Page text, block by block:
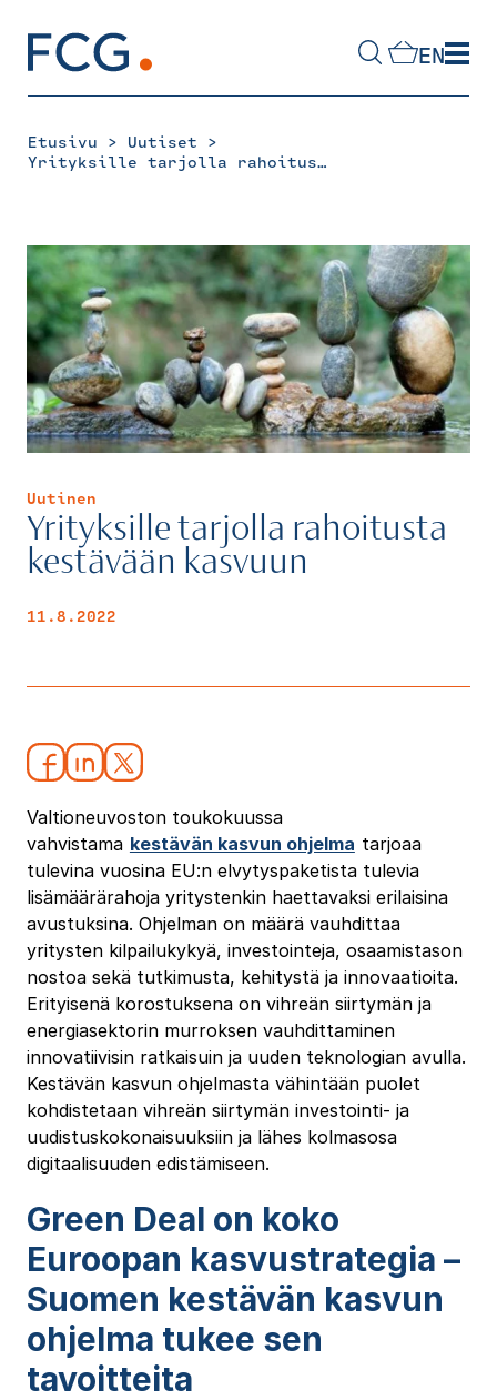
content
EN
Etusivu > Uutiset >
Yrityksille tarjolla rahoitusta kestävään kasvuun
Uutinen
Yrityksille tarjolla rahoitusta
kestävään kasvuun
11.8.2022
Valtioneuvoston toukokuussa
vahvistama kestävän kasvun ohjelma tarjoaa
tulevina vuosina EU:n elvytyspaketista tulevia
lisämäärärahoja yritystenkin haettavaksi erilaisina
avustuksina. Ohjelman on määrä vauhdittaa
yritysten kilpailukykyä, investointeja, osaamistason
nostoa sekä tutkimusta, kehitystä ja innovaatioita.
Erityisenä korostuksena on vihreän siirtymän ja
energiasektorin murroksen vauhdittaminen
innovatiivisin ratkaisuin ja uuden teknologian avulla.
Kestävän kasvun ohjelmasta vähintään puolet
kohdistetaan vihreän siirtymän investointi- ja
uudistuskokonaisuuksiin ja lähes kolmasosa
digitaalisuuden edistämiseen.
Green Deal on koko
Euroopan kasvustrategia –
Suomen kestävän kasvun
ohjelma tukee sen
tavoitteita